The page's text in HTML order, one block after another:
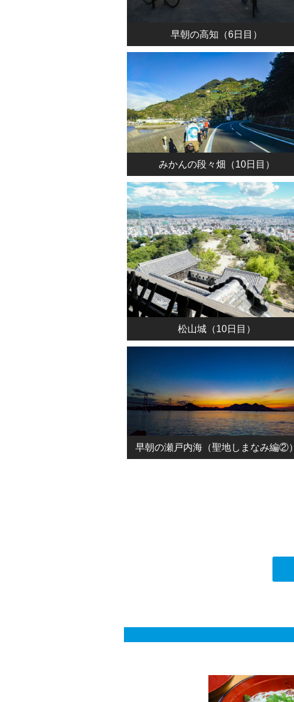
早朝の高知（6日目）
みかんの段々畑（10日目）
松山城（10日目）
早朝の瀬戸内海（聖地しまなみ編②）